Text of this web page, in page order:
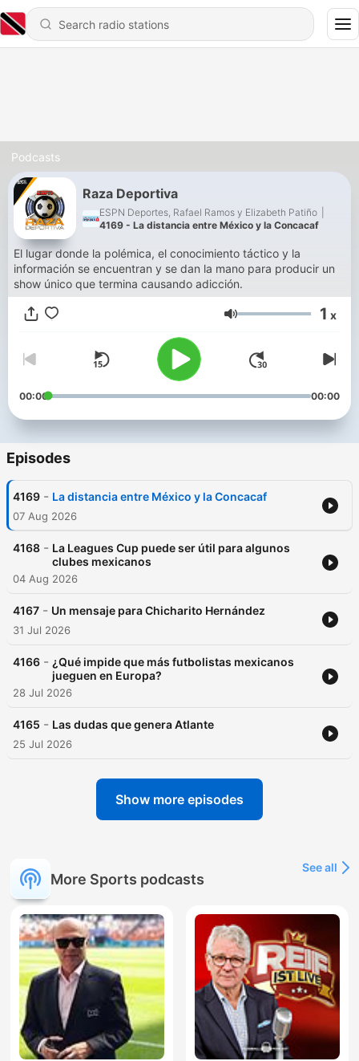
Podcasts
Raza Deportiva
ESPN Deportes, Rafael Ramos y Elizabeth Patiño
4169 - La distancia entre México y la Concacaf
El lugar donde la polémica, el conocimiento táctico y la
información se encuentran y se dan la mano para producir un
show único que termina causando adicción.
Volume 1 x
00:00 00:00
Episodes
4169 - La distancia entre México y la Concacaf
07 Aug 2026
4168 - La Leagues Cup puede ser útil para algunos
clubes mexicanos
04 Aug 2026
4167 - Un mensaje para Chicharito Hernández
31 Jul 2026
4166 - ¿Qué impide que más futbolistas mexicanos
jueguen en Europa?
28 Jul 2026
4165 - Las dudas que genera Atlante
25 Jul 2026
Show more episodes
More Sports podcasts
See all